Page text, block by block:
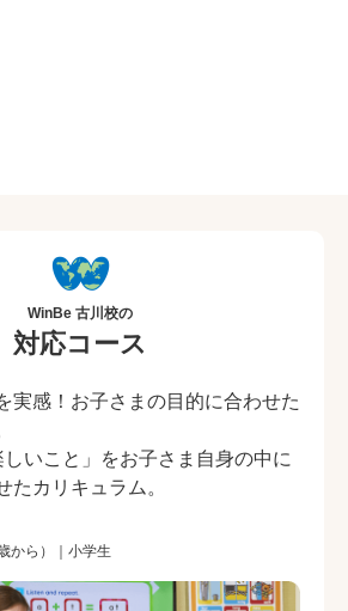
WinBe 古川校の
対応コース
実感！お子さまの目的に合わせた
しいこと」をお子さま自身の中に
たカリキュラム。
から）｜小学生